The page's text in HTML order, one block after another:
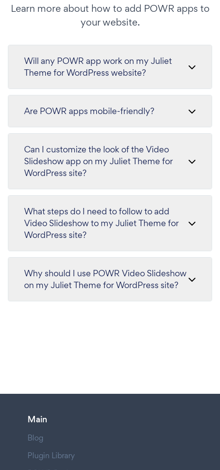
Learn more about how to add POWR apps to
your website.
Will any POWR app work on my Juliet
Theme for WordPress website?
Are POWR apps mobile-friendly?
Can I customize the look of the Video
Slideshow app on my Juliet Theme for
WordPress site?
What steps do I need to follow to add
Video Slideshow to my Juliet Theme for
WordPress site?
Why should I use POWR Video Slideshow
on my Juliet Theme for WordPress site?
Main
Blog
Plugin Library